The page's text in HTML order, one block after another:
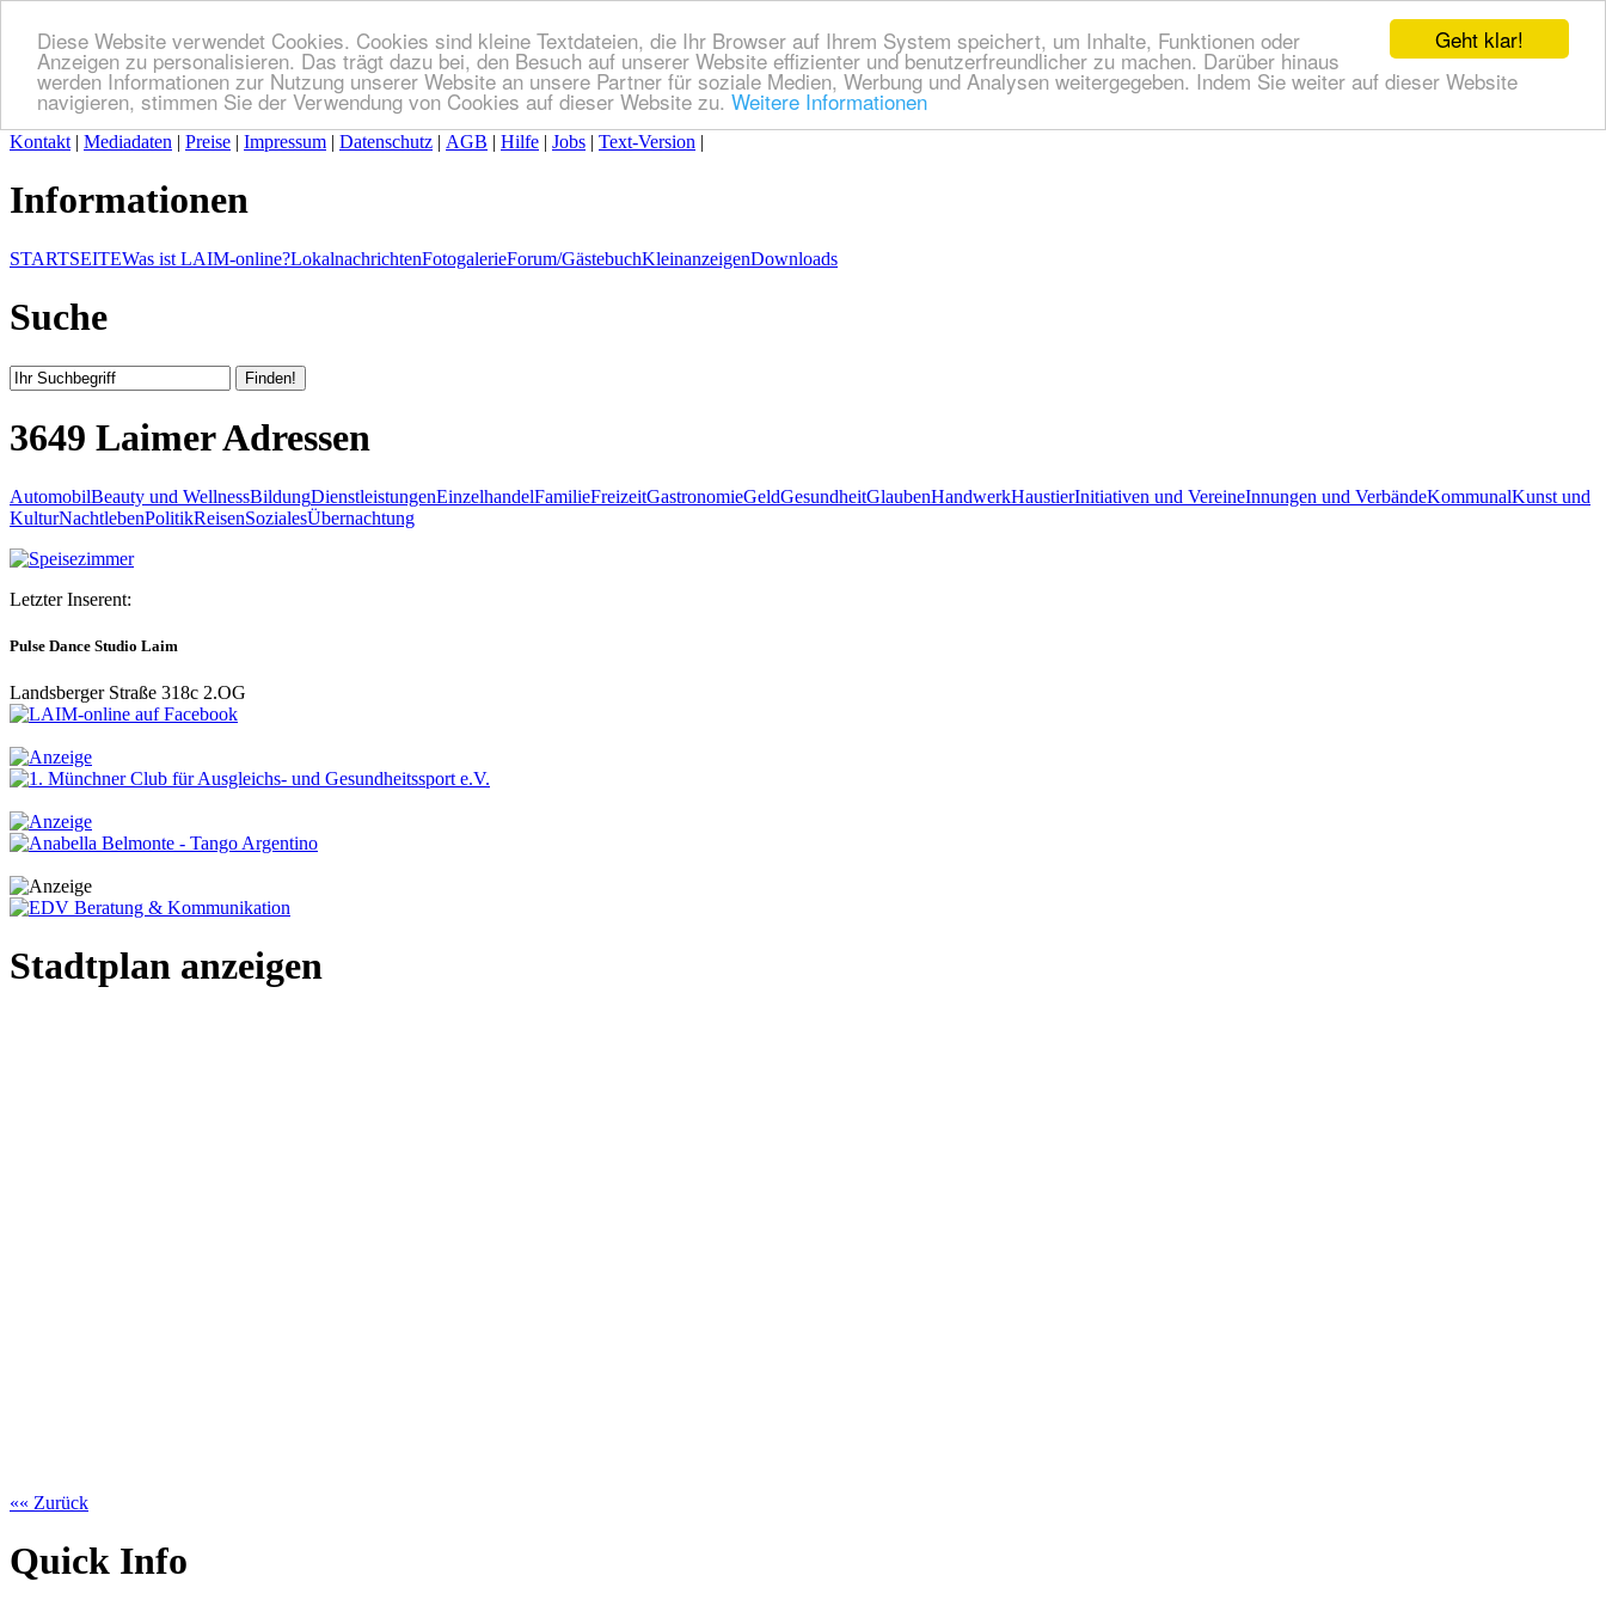
Geht klar!
Diese Website verwendet Cookies. Cookies sind kleine Textdateien, die Ihr Browser auf Ihrem System speichert, um Inhalte, Funktionen oder
Anzeigen zu personalisieren. Das trägt dazu bei, den Besuch auf unserer Website effizienter und benutzerfreundlicher zu machen. Darüber hinaus
werden Informationen zur Nutzung unserer Website an unsere Partner für soziale Medien, Werbung und Analysen weitergegeben. Indem Sie weiter auf dieser Website
navigieren, stimmen Sie der Verwendung von Cookies auf dieser Website zu. Weitere Informationen
Kontakt | Mediadaten | Preise | Impressum | Datenschutz | AGB | Hilfe | Jobs | Text-Version |
Informationen
STARTSEITEWas ist LAIM-online?LokalnachrichtenFotogalerieForum/GästebuchKleinanzeigenDownloads
Suche
3649 Laimer Adressen
AutomobilBeauty und WellnessBildungDienstleistungenEinzelhandelFamilieFreizeitGastronomieGeldGesundheitGlaubenHandwerkHaustierInitiativen und VereineInnungen und VerbändeKommunalKunst und
KulturNachtlebenPolitikReisenSozialesÜbernachtung
Letzter Inserent:
Pulse Dance Studio Laim
Landsberger Straße 318c 2.OG
Stadtplan anzeigen
«« Zurück
Quick Info